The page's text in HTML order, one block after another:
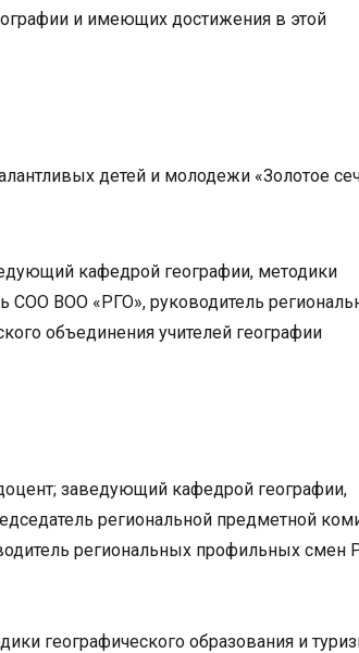
и имеющих достижения в этой
детей и молодежи «Золотое
кафедрой географии, методики
СОО ВОО «РГО», руководитель
объединения учителей географии
заведующий кафедрой географии,
региональной предметной
региональных профильных смен
географического образования и